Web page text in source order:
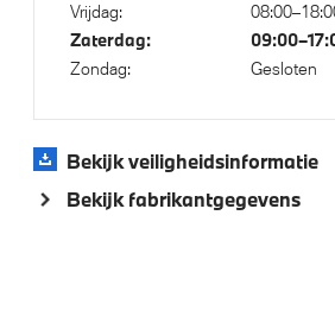
Automatisch dimmende binnen-
bestuurderzijde
Alarmsysteem klasse 3 (VbV/
Parkeer assistent
Regensensor
Vrijdag:
Zaterdag:
Zondag: Gesloten
Bekijk veiligheidsinformatie
Bekijk fabrikantgegevens